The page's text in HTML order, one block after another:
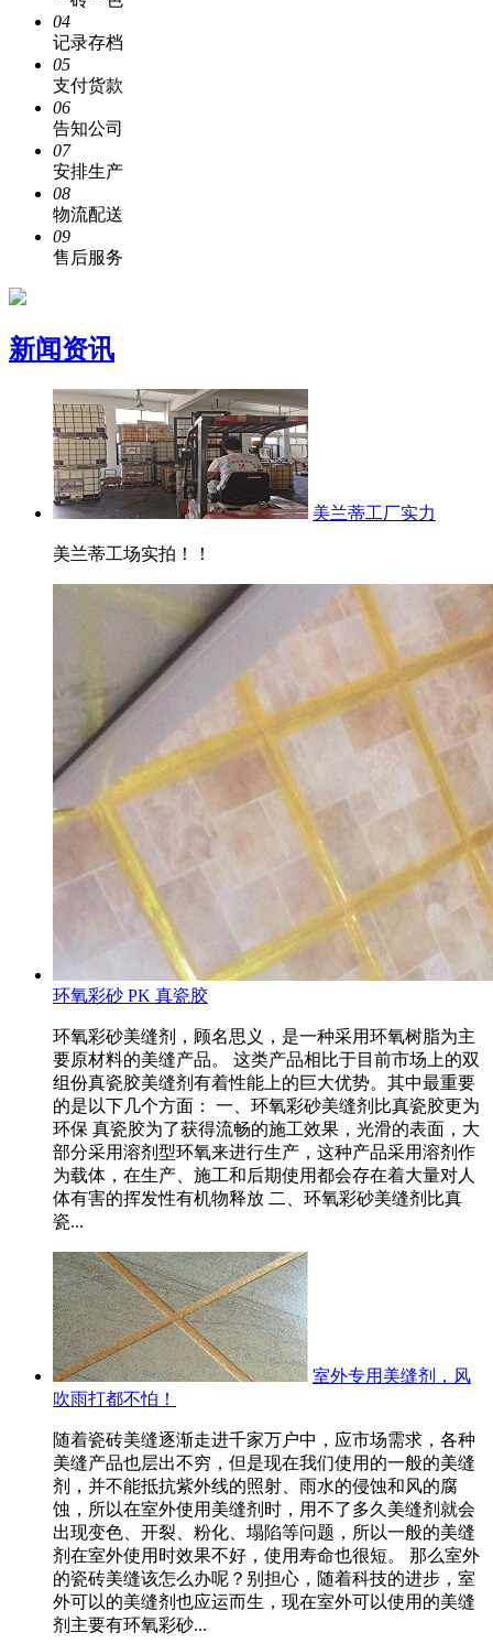
04
记录存档
05
支付货款
06
告知公司
07
安排生产
08
物流配送
09
售后服务
新闻资讯
美兰蒂工厂实力
美兰蒂工场实拍！！
环氧彩砂 PK 真瓷胶
环氧彩砂美缝剂，顾名思义，是一种采用环氧树脂为主
要原材料的美缝产品。 这类产品相比于目前市场上的双
组份真瓷胶美缝剂有着性能上的巨大优势。其中最重要
的是以下几个方面： 一、环氧彩砂美缝剂比真瓷胶更为
环保 真瓷胶为了获得流畅的施工效果，光滑的表面，大
部分采用溶剂型环氧来进行生产，这种产品采用溶剂作
为载体，在生产、施工和后期使用都会存在着大量对人
体有害的挥发性有机物释放 二、环氧彩砂美缝剂比真
瓷...
室外专用美缝剂，风
吹雨打都不怕！
随着瓷砖美缝逐渐走进千家万户中，应市场需求，各种
美缝产品也层出不穷，但是现在我们使用的一般的美缝
剂，并不能抵抗紫外线的照射、雨水的侵蚀和风的腐
蚀，所以在室外使用美缝剂时，用不了多久美缝剂就会
出现变色、开裂、粉化、塌陷等问题，所以一般的美缝
剂在室外使用时效果不好，使用寿命也很短。 那么室外
的瓷砖美缝该怎么办呢？别担心，随着科技的进步，室
外可以的美缝剂也应运而生，现在室外可以使用的美缝
剂主要有环氧彩砂...